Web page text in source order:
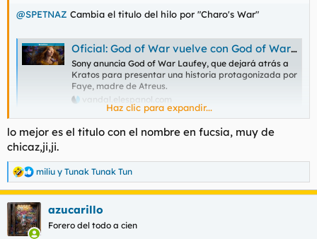
@SPETNAZ Cambia el titulo del hilo por "Charo's War"
Oficial: God of War vuelve con God of War Laufey, una nueva aventura que presenta 20 minutos de gameplay
Sony anuncia God of War Laufey, que dejará atrás a
Kratos para presentar una historia protagonizada por
Faye, madre de Atreus.
vandal.elespanol.com
Dios, esta gente no aprende
Haz clic para expandir...
lo mejor es el titulo con el nombre en fucsia, muy de
chicaz,ji,ji.
R
e
a
c
c
i
miliu y Tunak Tunak Tun
azucarillo
Forero del todo a cien